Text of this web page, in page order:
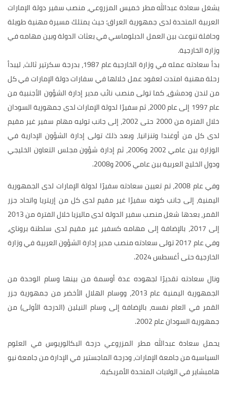
يشغل سعادة عبدالله مطر خميس المزروعي، منصب سفير دولة الإمارات
العربية المتحدة لدى جمهورية العراق؛ حيث يمتلك مسيرة مهنية طويلة
وحافلة تنوعت بين العمل الدبلوماسي في بعثات الدولة وبين مهامه في
وزارة الخارجية.
بدأ سعادته عمله في وزارة الخارجية عام 1987، بدرجة سكرتير ثالث، ليبدأ
رحلة مهنية امتدت لعقود عمل خلالها في سفارات دولة الإمارات في كل
من لندن ودمشق، كما تولى منصب نائب مدير إدارة الشؤون الأجنبية من
عام 1997 إلى عام 2000، ثم سفيرًا لدولة الإمارات لدى جمهورية السودان
خلال الفترة من 2000 حتى 2002، إلى جانب توليه مهام سفير غير مقيم
لدى كل من أوغندا وتنزانيا، وبعد ذلك تولى إدارة الشؤون الإدارية في
الوزارة بين عامي 2002 و2006، ثم إدارة شؤون مجلس التعاون الخليجي
ودول الخليج العربية بين عامي 2006 و2008.
وفي عام 2008، تم تعيين سعادته سفيرًا لدولة الإمارات لدى الجمهورية
اليمنية، إلى جانب كونه سفيرًا غير مقيم لدى كل من إريتريا واتحاد جزر
القمر، بعدها شغل منصب سفير الدولة لدى ماليزيا خلال الفترة من 2013
إلى 2017، بالإضافة إلى مهامه كسفير غير مقيم لدى سلطنة بروناي،
وفي عام 2017 تولى سعادته منصب مدير إدارة الشؤون العربية في وزارة
الخارجية حتى أغسطس 2024.
ونال سعادته تقديرًا لجهوده عدة أوسمة من بينها وسام الوحدة من
الجمهورية اليمنية عام 2013، ووسام الهلال الأخضر من جمهورية جزر
القمر في العام نفسه، بالإضافة إلى وسام النيلين (الدرجة الأولى) من
جمهورية السودان عام 2002.
يحمل سعادة عبدالله مطر المزروعي درجة البكالوريوس في العلوم
السياسية من جامعة الإمارات، ودرجة الماجستير في الإدارة من جامعة نيو
هامبشاير في الولايات المتحدة الأمريكية.